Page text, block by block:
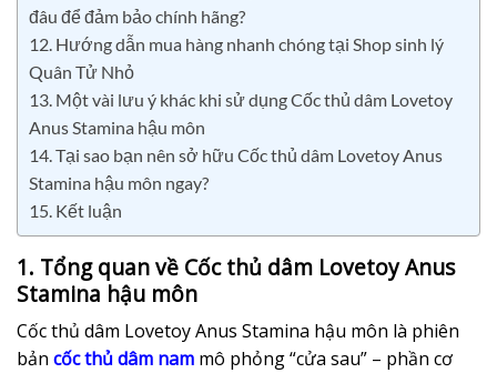
đâu để đảm bảo chính hãng?
12. Hướng dẫn mua hàng nhanh chóng tại Shop sinh lý
Quân Tử Nhỏ
13. Một vài lưu ý khác khi sử dụng Cốc thủ dâm Lovetoy
Anus Stamina hậu môn
14. Tại sao bạn nên sở hữu Cốc thủ dâm Lovetoy Anus
Stamina hậu môn ngay?
15. Kết luận
1. Tổng quan về Cốc thủ dâm Lovetoy Anus
Stamina hậu môn
Cốc thủ dâm Lovetoy Anus Stamina hậu môn là phiên
bản cốc thủ dâm nam mô phỏng “cửa sau” – phần cơ